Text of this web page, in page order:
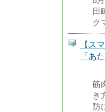
田
ク
【ス
「あ
筋
き
防